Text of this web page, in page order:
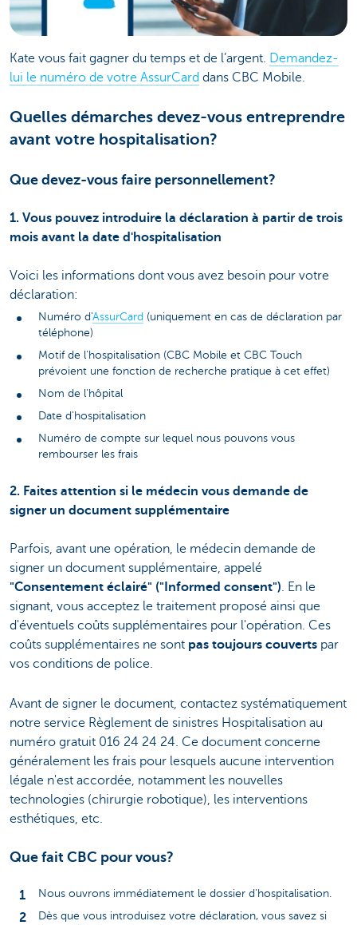
Kate vous fait gagner du temps et de l’argent. Demandez-
lui le numéro de votre AssurCard dans CBC Mobile.
Quelles démarches devez-vous entreprendre
avant votre hospitalisation?
Que devez-vous faire personnellement?
1. Vous pouvez introduire la déclaration à partir de trois
mois avant la date d'hospitalisation
Voici les informations dont vous avez besoin pour votre
déclaration:
Numéro d'AssurCard (uniquement en cas de déclaration par
téléphone)
Motif de l'hospitalisation (CBC Mobile et CBC Touch
prévoient une fonction de recherche pratique à cet effet)
Nom de l'hôpital
Date d'hospitalisation
Numéro de compte sur lequel nous pouvons vous
rembourser les frais
2. Faites attention si le médecin vous demande de
signer un document supplémentaire
Parfois, avant une opération, le médecin demande de
signer un document supplémentaire, appelé
"Consentement éclairé" ("Informed consent"). En le
signant, vous acceptez le traitement proposé ainsi que
d'éventuels coûts supplémentaires pour l'opération. Ces
coûts supplémentaires ne sont pas toujours couverts par
vos conditions de police.
Avant de signer le document, contactez systématiquement
notre service Règlement de sinistres Hospitalisation au
numéro gratuit 016 24 24 24. Ce document concerne
généralement les frais pour lesquels aucune intervention
légale n'est accordée, notamment les nouvelles
technologies (chirurgie robotique), les interventions
esthétiques, etc.
Que fait CBC pour vous?
Nous ouvrons immédiatement le dossier d'hospitalisation.
Dès que vous introduisez votre déclaration, vous savez si